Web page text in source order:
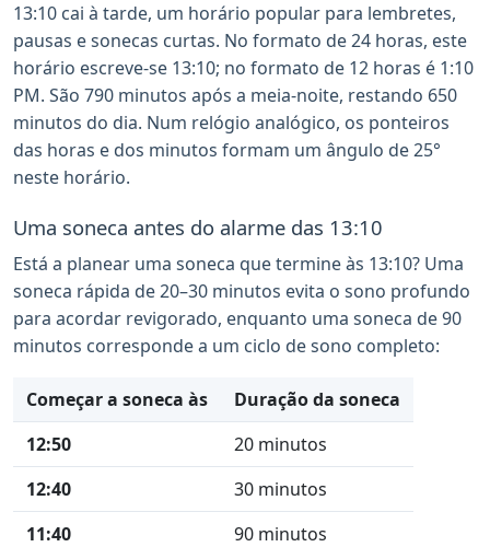
13:10 cai à tarde, um horário popular para lembretes,
pausas e sonecas curtas. No formato de 24 horas, este
horário escreve-se 13:10; no formato de 12 horas é 1:10
PM. São 790 minutos após a meia-noite, restando 650
minutos do dia. Num relógio analógico, os ponteiros
das horas e dos minutos formam um ângulo de 25°
neste horário.
Uma soneca antes do alarme das 13:10
Está a planear uma soneca que termine às 13:10? Uma
soneca rápida de 20–30 minutos evita o sono profundo
para acordar revigorado, enquanto uma soneca de 90
minutos corresponde a um ciclo de sono completo:
Começar a soneca às
Duração da soneca
12:50
20 minutos
12:40
30 minutos
11:40
90 minutos